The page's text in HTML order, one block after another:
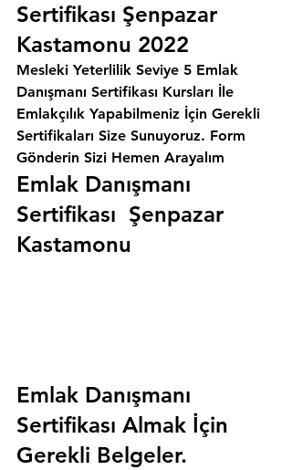
Sertifikası Şenpazar
Kastamonu 2022
Mesleki Yeterlilik Seviye 5 Emlak
Danışmanı Sertifikası Kursları İle
Emlakçılık Yapabilmeniz İçin Gerekli
Sertifikaları Size Sunuyoruz. Form
Gönderin Sizi Hemen Arayalım
Emlak Danışmanı
Sertifikası  Şenpazar
Kastamonu
Emlak Danışmanı
Sertifikası Almak İçin
Gerekli Belgeler.